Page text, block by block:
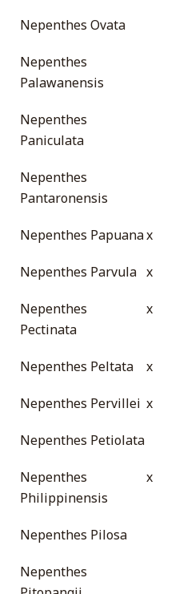
Nepenthes Ovata
Nepenthes
Palawanensis
Nepenthes
Paniculata
Nepenthes
Pantaronensis
Nepenthes Papuanax
Nepenthes Parvula x
Nepenthes
Pectinata
x
Nepenthes Peltata x
Nepenthes Pervillei x
Nepenthes Petiolata
Nepenthes
Philippinensis
x
Nepenthes Pilosa
Nepenthes